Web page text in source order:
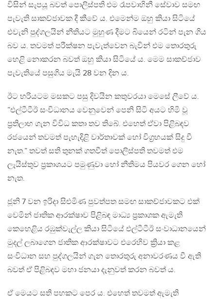
විසින් සැපයූ බවත් පොලිස්පති එම රෑපවාහිනී සේවාව සමඟ
පැවැති සාකච්ජාවක දී කීවේ ය. එමෙන්ම ඔහු කියා සිටියේ
එවැනි පුද්ගලයින් නීතියට මුහුණ දීමට බියෙන් රටින් පැන ගිය
බව ය. තවමත් පරීක්ෂන පැවැත්වෙන බැවින් එම තොරතුරු
හෙළි නොකරන බවත් ඔහු කියා සිටියේ ය. මෙම සාකච්ජාව
පැවැතියේ පසුගිය මැයි 28 වන දින ය.
ඊට හරියටම මසකට පසු දිවයින කතුවරයා මෙසේ ලීවේ ය.
”එල්ටීටීඊ සංවිධානය වෙනුවෙන් පෙනි සිටි අයට හිමි වූ
ප්‍රතිලාභ ගැන විවිධ කතා තව තිබේ. එහෙත් ඒවා පිළිබඳව
රජයෙන් තවමත් පැහැදිළි වාර්තාවක් හෝ විග්‍රහයක් සිදු වී
නැත.” තවත් සති තුනක් ගතවීත් පොලිස්පති තවමත් එම
ලැයිස්තුව ප්‍රකාශයට පමුණුවා හෝ නීතිමය පියවර ගෙන හෝ
නැත.
ජූනි 7 වන ඉරිදා සිළුමිණ පුවත්පත සමඟ සාකච්ජාවකට එක්
වෙමින් ජාතික ආරක්ෂාව පිළිබඳ මාධ්‍ය ප්‍රකාශක ඇමැති
කෙහෙළිය රඹුක්වැල්ල කියා සිටියේ එල්ටීටීඊ සංවාධානයෙන්
මුදල් ලබාගෙන ජාතික ආරක්ෂාවට එරෙහිව ක්‍රියා කළ
සංවිධාන සහ පුද්ගලයින් ගැන තොරතුරු අනාවරණය වී ඇති
බවත් ඒ පිළිබඳව මහා ජනයා දැනුවත් කරන බවත් ය.
ඒ මෙයට සති පහකට පෙර ය. එහෙත් තවමත් ඇමැති